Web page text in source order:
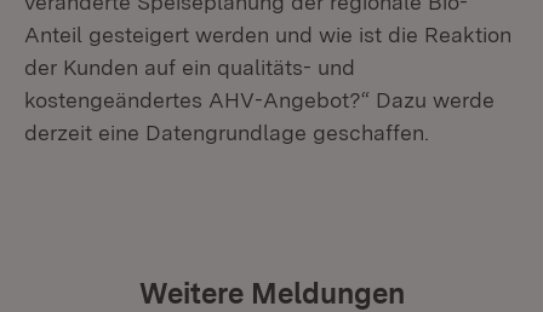
Anteil gesteigert werden und wie ist die Reaktion
der Kunden auf ein qualitäts- und
kostengeändertes AHV-Angebot?“ Dazu werde
derzeit eine Datengrundlage geschaffen.
Weitere Meldungen